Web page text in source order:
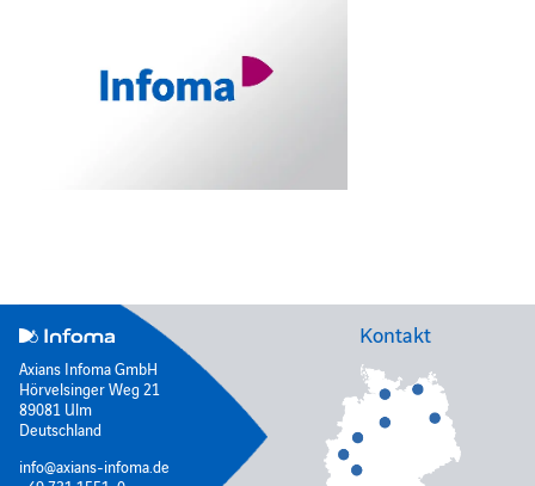
Axians Infoma GmbH
Hörvelsinger Weg 21
89081 Ulm
Deutschland
info@axians-infoma.de
Kontakt